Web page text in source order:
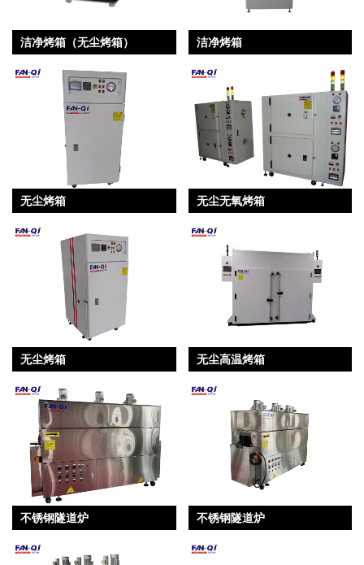
洁净烤箱（无尘烤箱） 洁净烤箱
无尘烤箱 无尘无氧烤箱
无尘烤箱 无尘高温烤箱
不锈钢隧道炉 不锈钢隧道炉